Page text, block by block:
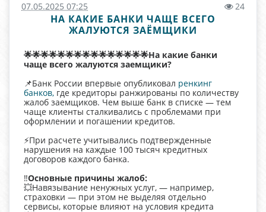
07.05.2025 07:25 24
НА КАКИЕ БАНКИ ЧАЩЕ ВСЕГО
ЖАЛУЮТСЯ ЗАЁМЩИКИ
🌟🌟🌟🌟🌟🌟🌟🌟🌟🌟🌟🌟🌟🌟🌟На какие банки
чаще всего жалуются заемщики?
📌Банк России впервые опубликовал ренкинг
банков, где кредиторы ранжированы по количеству
жалоб заемщиков. Чем выше банк в списке — тем
чаще клиенты сталкивались с проблемами при
оформлении и погашении кредитов.
⚡️При расчете учитывались подтвержденные
нарушения на каждые 100 тысяч кредитных
договоров каждого банка.
‼️Основные причины жалоб:
💥Навязывание ненужных услуг, — например,
страховки — при этом не выделяя отдельно
сервисы, которые влияют на условия кредита